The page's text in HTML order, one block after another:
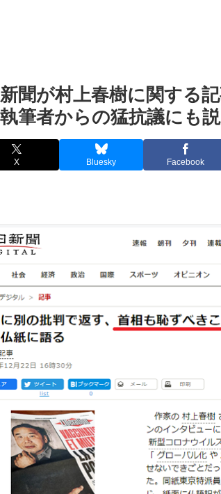
聞が村上春樹に関する
筆者からの猛抗議にも
X Bluesky Facebook